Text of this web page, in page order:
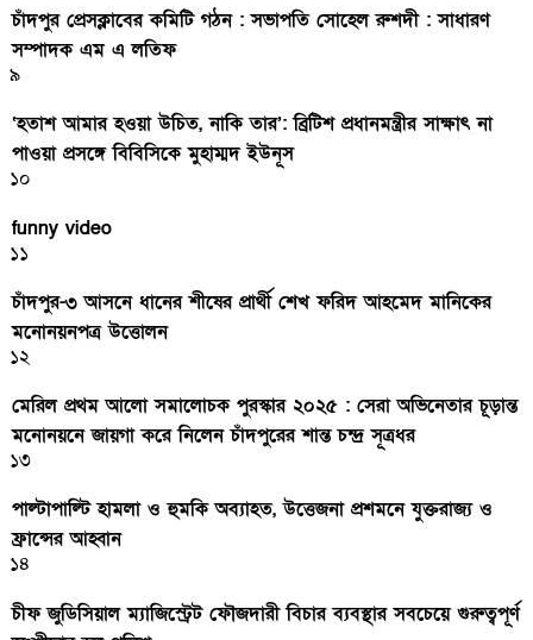
চাঁদপুর প্রেসক্লাবের কমিটি গঠন : সভাপতি সোহেল রুশদী : সাধারণ
সম্পাদক এম এ লতিফ
৯
‘হতাশ আমার হওয়া উচিত, নাকি তার’: ব্রিটিশ প্রধানমন্ত্রীর সাক্ষাৎ না
পাওয়া প্রসঙ্গে বিবিসিকে মুহাম্মদ ইউনূস
১০
funny video
১১
চাঁদপুর-৩ আসনে ধানের শীষের প্রার্থী শেখ ফরিদ আহমেদ মানিকের
মনোনয়নপত্র উত্তোলন
১২
মেরিল প্রথম আলো সমালোচক পুরস্কার ২০২৫ : সেরা অভিনেতার চূড়ান্ত
মনোনয়নে জায়গা করে নিলেন চাঁদপুরের শান্ত চন্দ্র সূত্রধর
১৩
পাল্টাপাল্টি হামলা ও হুমকি অব্যাহত, উত্তেজনা প্রশমনে যুক্তরাজ্য ও
ফ্রান্সের আহ্বান
১৪
চীফ জুডিসিয়াল ম্যাজিস্ট্রেট ফৌজদারী বিচার ব্যবস্থার সবচেয়ে গুরুত্বপূর্ণ